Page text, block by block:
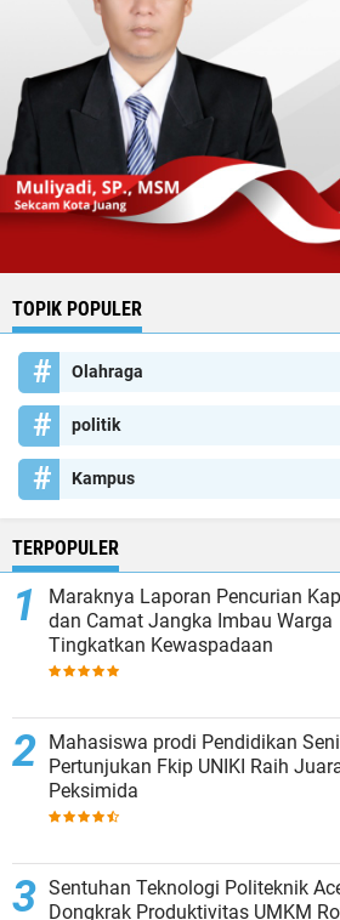
TOPIK POPULER
Olahraga
politik
Kampus
TERPOPULER
Maraknya Laporan Pencurian
dan Camat Jangka Imbau Warga
Tingkatkan Kewaspadaan
Mahasiswa prodi Pendidikan Seni
Pertunjukan Fkip UNIKI Raih
Peksimida
Sentuhan Teknologi Politeknik
Dongkrak Produktivitas UMKM